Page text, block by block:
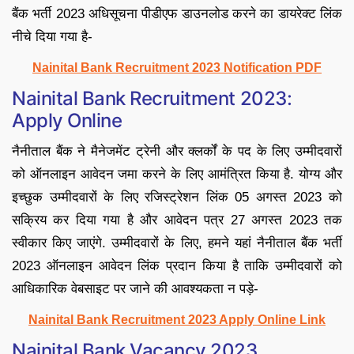
बैंक भर्ती 2023 अधिसूचना पीडीएफ डाउनलोड करने का डायरेक्ट लिंक
नीचे दिया गया है-
Nainital Bank Recruitment 2023 Notification PDF
Nainital Bank Recruitment 2023:
Apply Online
नैनीताल बैंक ने मैनेजमेंट ट्रेनी और क्लर्कों के पद के लिए उम्मीदवारों
को ऑनलाइन आवेदन जमा करने के लिए आमंत्रित किया है. योग्य और
इच्छुक उम्मीदवारों के लिए रजिस्ट्रेशन लिंक 05 अगस्त 2023 को
सक्रिय कर दिया गया है और आवेदन पत्र 27 अगस्त 2023 तक
स्वीकार किए जाएंगे. उम्मीदवारों के लिए, हमने यहां नैनीताल बैंक भर्ती
2023 ऑनलाइन आवेदन लिंक प्रदान किया है ताकि उम्मीदवारों को
आधिकारिक वेबसाइट पर जाने की आवश्यकता न पड़े-
Nainital Bank Recruitment 2023 Apply Online Link